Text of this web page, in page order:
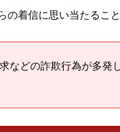
の着信に思い当たるこ
などの詐欺行為が多発